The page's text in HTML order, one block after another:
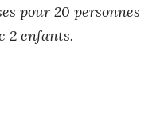
pour 20 personnes
2 enfants.